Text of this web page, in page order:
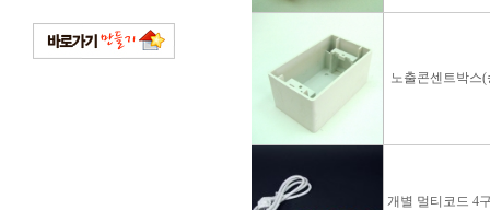
노출콘센트박스
개별 멀티코드 4